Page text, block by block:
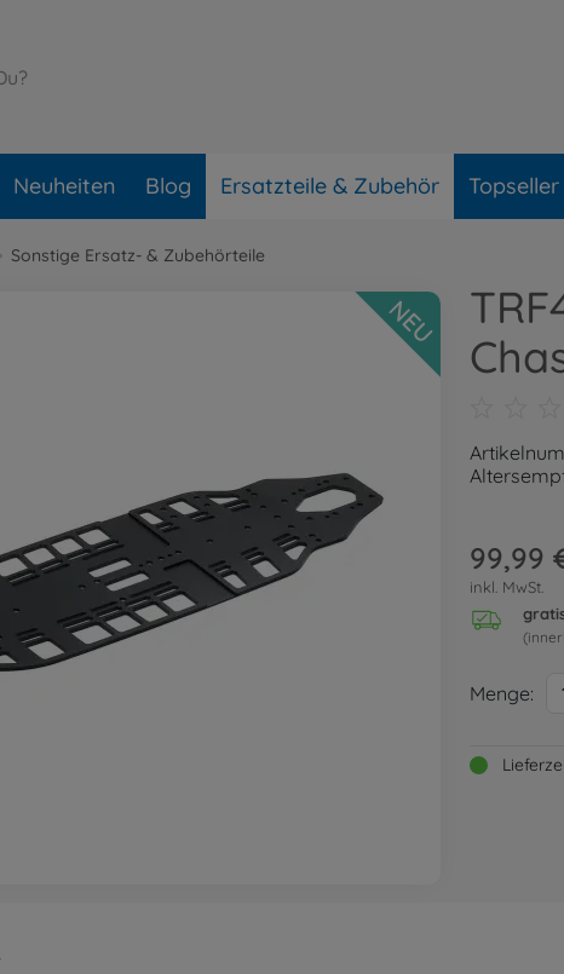
Neuheiten Blog Ersatzteile & Zubehör Topseller
Sonstige Ersatz- & Zubehörteile
NEU
99,99
inkl. MwSt.
Menge: